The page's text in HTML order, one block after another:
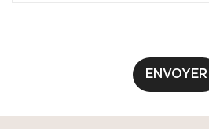
ENVOYER